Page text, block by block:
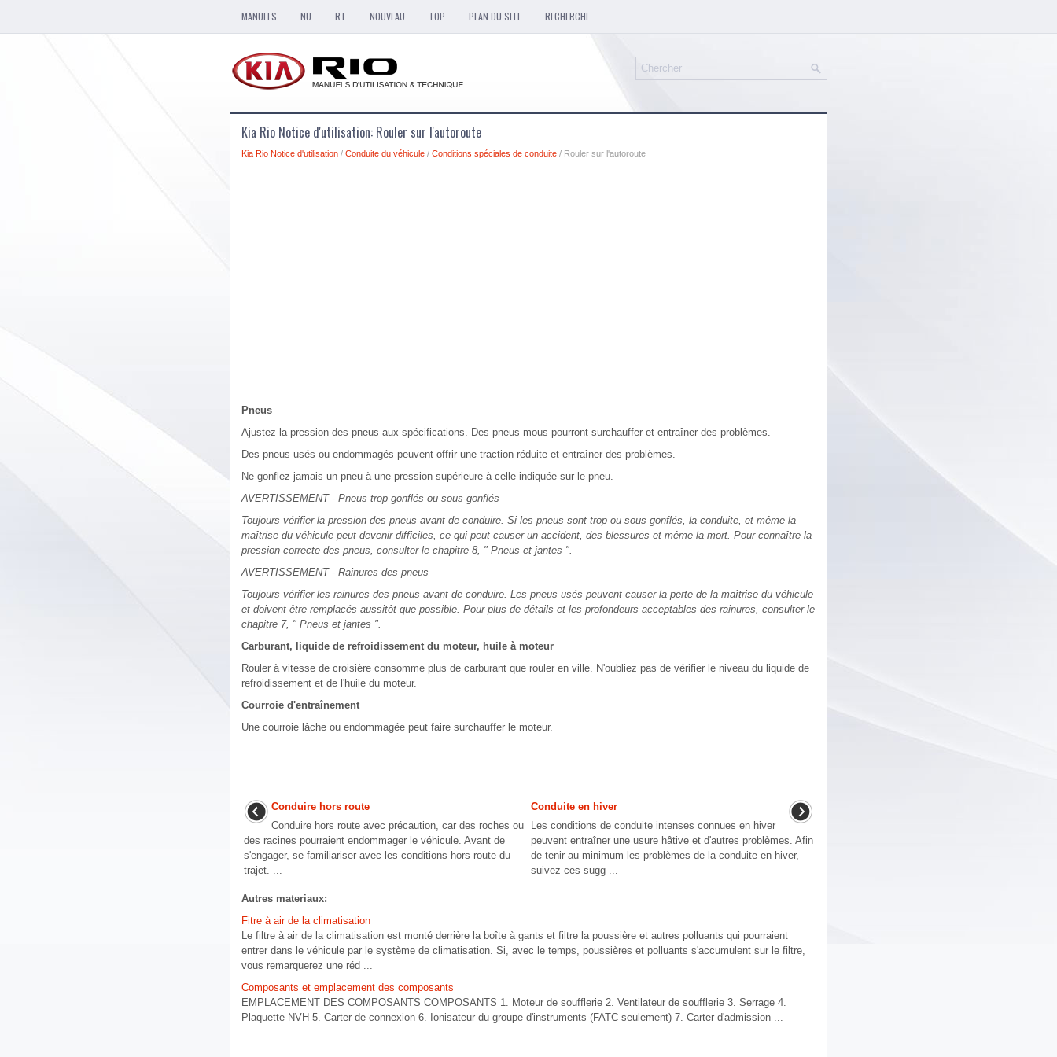
MANUELS NU RT NOUVEAU TOP PLAN DU SITE RECHERCHE
Kia Rio Notice d'utilisation: Rouler sur l'autoroute
Kia Rio Notice d'utilisation / Conduite du véhicule / Conditions spéciales de conduite / Rouler sur l'autoroute
Pneus
Ajustez la pression des pneus aux spécifications. Des pneus mous pourront surchauffer et entraîner des problèmes.
Des pneus usés ou endommagés peuvent offrir une traction réduite et entraîner des problèmes.
Ne gonflez jamais un pneu à une pression supérieure à celle indiquée sur le pneu.
AVERTISSEMENT - Pneus trop gonflés ou sous-gonflés
Toujours vérifier la pression des pneus avant de conduire. Si les pneus sont trop ou sous gonflés, la conduite, et même la
maîtrise du véhicule peut devenir difficiles, ce qui peut causer un accident, des blessures et même la mort. Pour connaître la
pression correcte des pneus, consulter le chapitre 8, " Pneus et jantes ".
AVERTISSEMENT - Rainures des pneus
Toujours vérifier les rainures des pneus avant de conduire. Les pneus usés peuvent causer la perte de la maîtrise du véhicule
et doivent être remplacés aussitôt que possible. Pour plus de détails et les profondeurs acceptables des rainures, consulter le
chapitre 7, " Pneus et jantes ".
Carburant, liquide de refroidissement du moteur, huile à moteur
Rouler à vitesse de croisière consomme plus de carburant que rouler en ville. N'oubliez pas de vérifier le niveau du liquide de
refroidissement et de l'huile du moteur.
Courroie d'entraînement
Une courroie lâche ou endommagée peut faire surchauffer le moteur.
Conduire hors route
Conduire hors route avec précaution, car des roches ou
des racines pourraient endommager le véhicule. Avant de
s'engager, se familiariser avec les conditions hors route du
trajet. ...
Conduite en hiver
Les conditions de conduite intenses connues en hiver
peuvent entraîner une usure hâtive et d'autres problèmes. Afin
de tenir au minimum les problèmes de la conduite en hiver,
suivez ces sugg ...
Autres materiaux:
Fitre à air de la climatisation
Le filtre à air de la climatisation est monté derrière la boîte à gants et filtre la poussière et autres polluants qui pourraient
entrer dans le véhicule par le système de climatisation. Si, avec le temps, poussières et polluants s'accumulent sur le filtre,
vous remarquerez une réd ...
Composants et emplacement des composants
EMPLACEMENT DES COMPOSANTS COMPOSANTS 1. Moteur de soufflerie 2. Ventilateur de soufflerie 3. Serrage 4.
Plaquette NVH 5. Carter de connexion 6. Ionisateur du groupe d'instruments (FATC seulement) 7. Carter d'admission ...